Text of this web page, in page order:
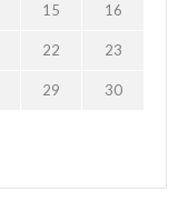
15 16
22 23
29 30